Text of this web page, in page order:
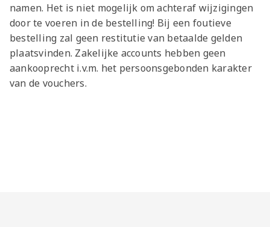
namen. Het is niet mogelijk om achteraf wijzigingen
door te voeren in de bestelling! Bij een foutieve
bestelling zal geen restitutie van betaalde gelden
plaatsvinden. Zakelijke accounts hebben geen
aankooprecht i.v.m. het persoonsgebonden karakter
van de vouchers.